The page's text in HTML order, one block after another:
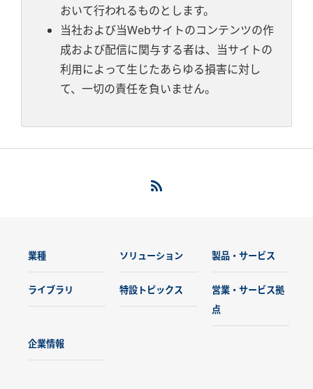
おいて行われるものとします。
当社および当Webサイトのコンテンツの作
成および配信に関与する者は、当サイトの
利用によって生じたあらゆる損害に対し
て、一切の責任を負いません。
業種 ソリューション 製品・サービス
ライブラリ 特設トピックス
営業・サービス拠
点
企業情報